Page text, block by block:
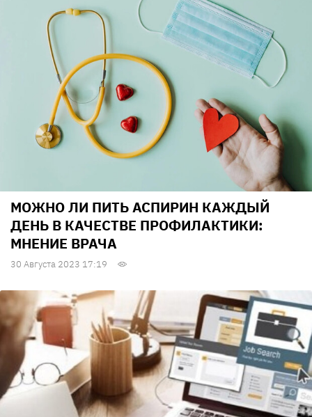
МОЖНО ЛИ ПИТЬ АСПИРИН КАЖДЫЙ
ДЕНЬ В КАЧЕСТВЕ ПРОФИЛАКТИКИ:
МНЕНИЕ ВРАЧА
30 Августа 2023 17:19